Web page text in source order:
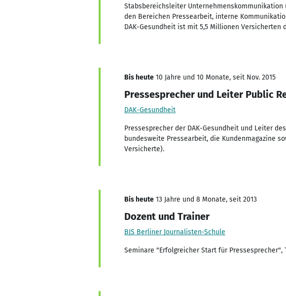
Stabsbereichsleiter Unternehmenskommunikation
den Bereichen Pressearbeit, interne
DAK-Gesundheit ist mit 5,5 Millionen
Bis heute 10 Jahre und 10 Monate, seit Nov. 2015
Pressesprecher und Leiter Public
DAK-Gesundheit
Pressesprecher der DAK-Gesundheit und Leiter
bundesweite Pressearbeit, die Kundenmagazine
Versicherte).
Bis heute 13 Jahre und 8 Monate, seit 2013
Dozent und Trainer
BJS Berliner Journalisten-Schule
Seminare "Erfolgreicher Start für